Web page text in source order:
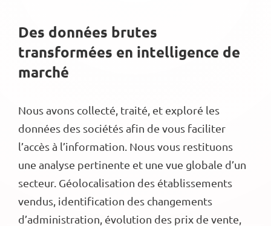
Des données brutes
transformées en intelligence de
marché
Nous avons collecté, traité, et exploré les
données des sociétés afin de vous faciliter
l’accès à l’information. Nous vous restituons
une analyse pertinente et une vue globale d’un
secteur. Géolocalisation des établissements
vendus, identification des changements
d’administration, évolution des prix de vente,